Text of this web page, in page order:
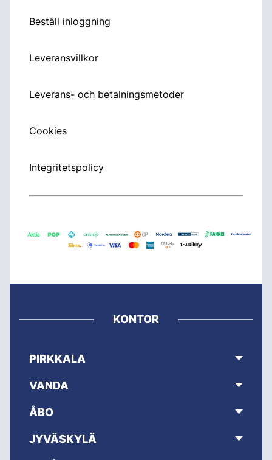
Beställ inloggning
Leveransvillkor
Leverans- och betalningsmetoder
Cookies
Integritetspolicy
KONTOR
PIRKKALA
VANDA
ÅBO
JYVÄSKYLÄ